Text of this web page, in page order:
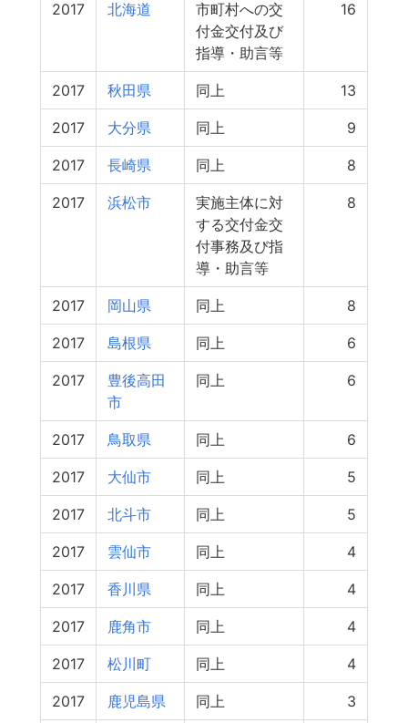
2017 北海道
市町村への交
付金交付及び
指導・助言等
16
2017 秋田県 同上 13
2017 大分県 同上 9
2017 長崎県 同上 8
2017 浜松市
実施主体に対
する交付金交
付事務及び指
導・助言等
8
2017 岡山県 同上 8
2017 島根県 同上 6
2017
豊後高田
市
同上 6
2017 鳥取県 同上 6
2017 大仙市 同上 5
2017 北斗市 同上 5
2017 雲仙市 同上 4
2017 香川県 同上 4
2017 鹿角市 同上 4
2017 松川町 同上 4
2017 鹿児島県 同上 3